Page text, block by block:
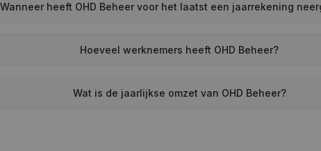
Wanneer heeft OHD Beheer voor het laatst een jaarrekening
Hoeveel werknemers heeft OHD Beheer?
Wat is de jaarlijkse omzet van OHD Beheer?